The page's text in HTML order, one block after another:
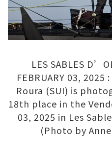
LES SABLES
FEBRUARY 03,
Roura (SUI) is
18th place in the
03, 2025 in Les
(Photo by